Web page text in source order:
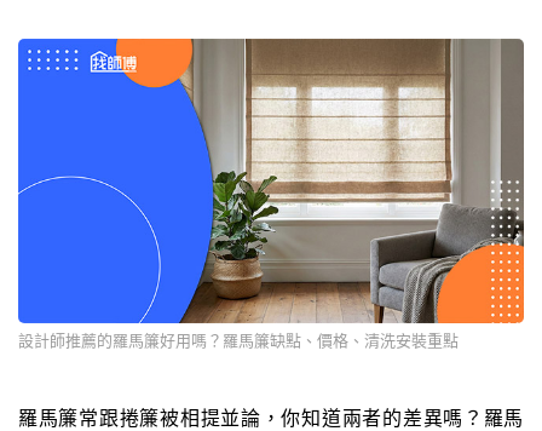
設計師推薦的羅馬簾好用嗎？羅馬簾缺點、價格、清洗安裝重點
羅馬簾常跟捲簾被相提並論，你知道兩者的差異嗎？羅馬